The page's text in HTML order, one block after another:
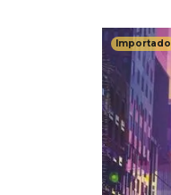
Importado